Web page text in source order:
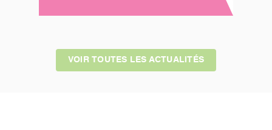
VOIR TOUTES LES ACTUALITÉS